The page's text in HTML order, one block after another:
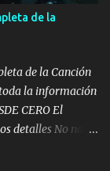
al que su amigo y
hay pa más
hay de otra...
de la
de la Canción
la información
CERO El
detalles No nací